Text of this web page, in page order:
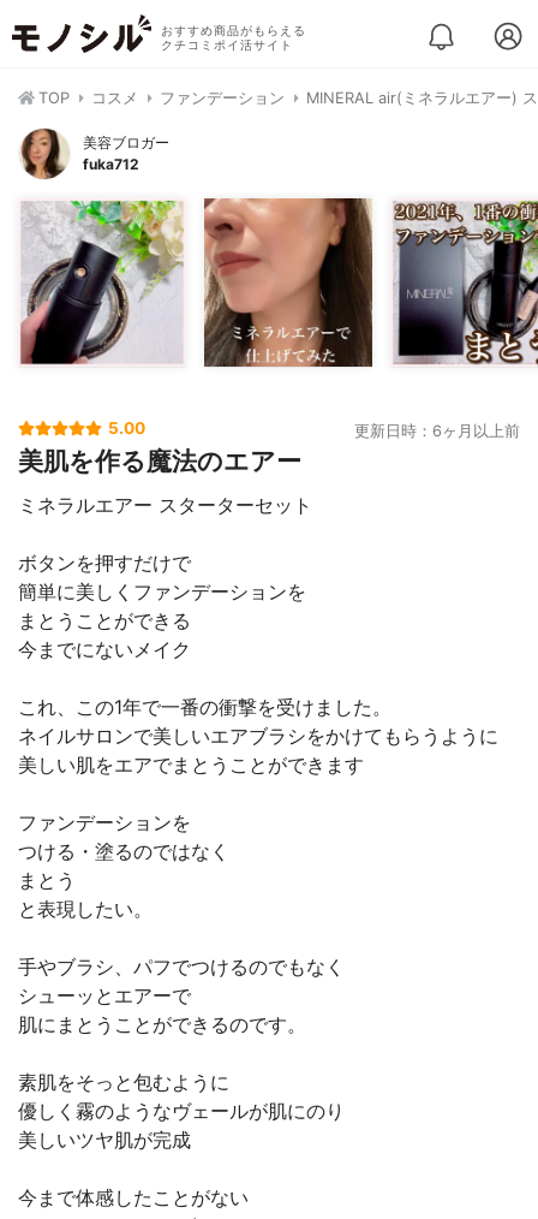
おすすめ商品がもらえる
クチコミポイ活サイト
TOP コスメ ファンデーション MINERAL air(ミネラルエアー)
美容ブロガー
fuka712
5.00 更新日時：6ヶ月以上前
美肌を作る魔法のエアー
ミネラルエアー スターターセット
ボタンを押すだけで
簡単に美しくファンデーションを
まとうことができる
今までにないメイク
これ、この1年で一番の衝撃を受けました。
ネイルサロンで美しいエアブラシをかけてもらうように
美しい肌をエアでまとうことができます
ファンデーションを
つける・塗るのではなく
まとう
と表現したい。
手やブラシ、パフでつけるのでもなく
シューッとエアーで
肌にまとうことができるのです。
素肌をそっと包むように
優しく霧のようなヴェールが肌にのり
美しいツヤ肌が完成
今まで体感したことがない